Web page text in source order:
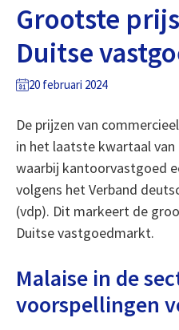
Grootste
Duitse
20 februari 2024
De prijzen van
in het laatste kwartaal
waarbij kantoorvastgoed
volgens het Verband
(vdp). Dit markeert de
Duitse vastgoedmarkt.
Malaise in de
voorspellingen